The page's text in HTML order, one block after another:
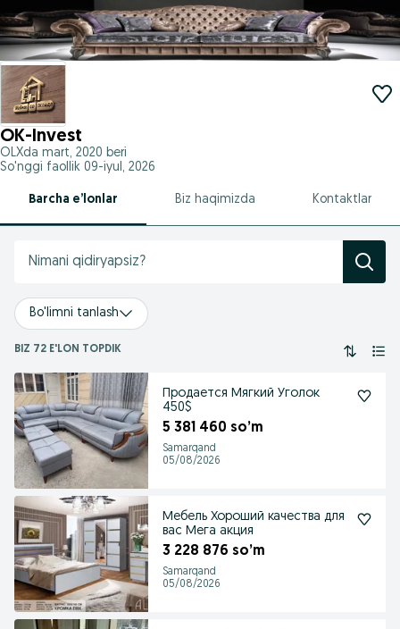
OK-Invest
OLXda mart, 2020 beri
So'nggi faollik 09-iyul, 2026
Barcha e’lonlar Biz haqimizda Kontaktlar
Bo'limni tanlash
BIZ 72 E'LON TOPDIK
Продается Мягкий Уголок
450$
5 381 460 so’m
Samarqand
05/08/2026
Мебель Хороший качества для
вас Мега акция
3 228 876 so’m
Samarqand
05/08/2026